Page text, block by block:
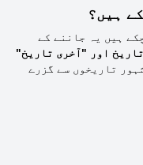
ہیں؟
ہیں یہ جاننے کے
اور "آخری تاریخ"
تاریخوں سے گزرے